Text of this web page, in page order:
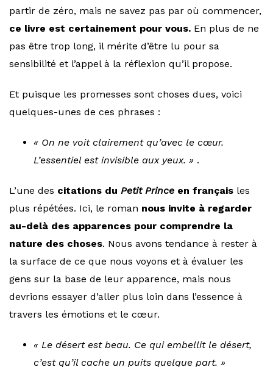
partir de zéro, mais ne savez pas par où commencer,
ce livre est certainement pour vous. En plus de ne
pas être trop long, il mérite d’être lu pour sa
sensibilité et l’appel à la réflexion qu’il propose.
Et puisque les promesses sont choses dues, voici
quelques-unes de ces phrases :
« On ne voit clairement qu’avec le cœur.
L’essentiel est invisible aux yeux. » .
L’une des citations du Petit Prince en français les
plus répétées. Ici, le roman nous invite à regarder
au-delà des apparences pour comprendre la
nature des choses. Nous avons tendance à rester à
la surface de ce que nous voyons et à évaluer les
gens sur la base de leur apparence, mais nous
devrions essayer d’aller plus loin dans l’essence à
travers les émotions et le cœur.
« Le désert est beau. Ce qui embellit le désert,
c’est qu’il cache un puits quelque part. »